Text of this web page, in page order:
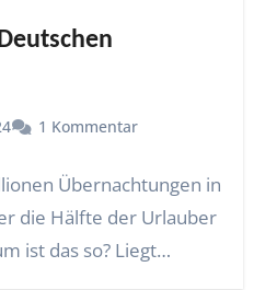
1 Kommentar
Übernachtungen in
die Hälfte der Urlauber
ist das so? Liegt…